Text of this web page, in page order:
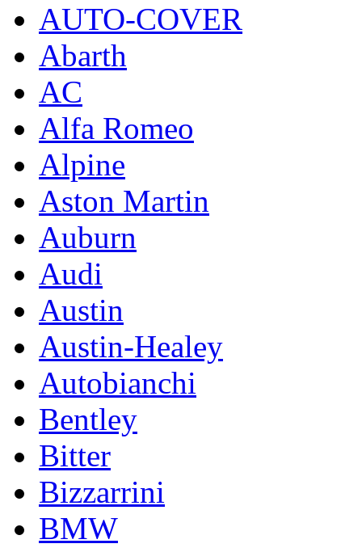
AUTO-COVER
Abarth
AC
Alfa Romeo
Alpine
Aston Martin
Auburn
Audi
Austin
Austin-Healey
Autobianchi
Bentley
Bitter
Bizzarrini
BMW